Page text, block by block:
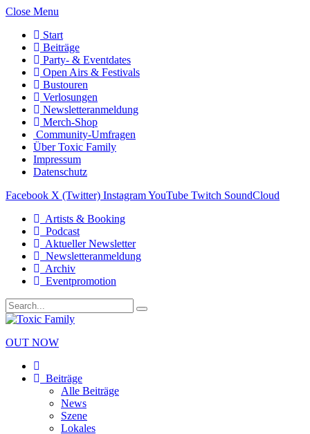
Close Menu
Start
Beiträge
Party- & Eventdates
Open Airs & Festivals
Bustouren
Verlosungen
Newsletteranmeldung
Merch-Shop
Community-Umfragen
Über Toxic Family
Impressum
Datenschutz
Facebook X (Twitter) InstagramYouTube Twitch SoundCloud
Artists & Booking
Podcast
Aktueller Newsletter
Newsletteranmeldung
Archiv
Eventpromotion
OUT NOW
Beiträge
Alle Beiträge
News
Szene
Lokales